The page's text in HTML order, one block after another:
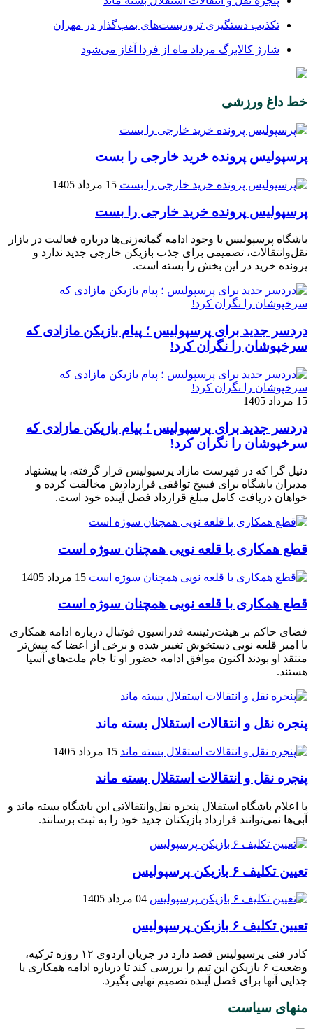
تکذیب دستگیری تروریست‌های بمب‌گذار در مهران
شارژ کالابرگ مرداد ماه از فردا آغاز می‌شود
خط داغ ورزشی
پرسپولیس پرونده خرید خارجی را بست
15 مرداد 1405
پرسپولیس پرونده خرید خارجی را بست
باشگاه پرسپولیس با وجود ادامه گمانه‌زنی‌ها درباره فعالیت در بازار
نقل‌وانتقالات، تصمیمی برای جذب بازیکن خارجی جدید ندارد و
پرونده خرید در این بخش را بسته است.
دردسر جدید برای پرسپولیس ؛ پیام بازیکن مازادی که
سرخپوشان را نگران کرد!
15 مرداد 1405
دردسر جدید برای پرسپولیس ؛ پیام بازیکن مازادی که
سرخپوشان را نگران کرد!
دنیل گرا که در فهرست مازاد پرسپولیس قرار گرفته، با پیشنهاد
مدیران باشگاه برای فسخ توافقی قراردادش مخالفت کرده و
خواهان دریافت کامل مبلغ قرارداد فصل آینده خود است.
قطع همکاری با قلعه نویی همچنان سوژه است
15 مرداد 1405
قطع همکاری با قلعه نویی همچنان سوژه است
فضای حاکم بر هیئت‌رئیسه فدراسیون فوتبال درباره ادامه همکاری
با امیر قلعه‌ نویی دستخوش تغییر شده و برخی از اعضا که پیش‌تر
منتقد او بودند اکنون موافق ادامه حضور او تا جام ملت‌های آسیا
هستند.
پنجره‌ نقل و انتقالات استقلال بسته ماند
15 مرداد 1405
پنجره‌ نقل و انتقالات استقلال بسته ماند
با اعلام باشگاه استقلال پنجره نقل‌وانتقالاتی این باشگاه بسته ماند و
آبی‌ها نمی‌توانند قرارداد بازیکنان جدید خود را به ثبت برسانند.
تعیین تکلیف ۶ بازیکن پرسپولیس
04 مرداد 1405
تعیین تکلیف ۶ بازیکن پرسپولیس
کادر فنی پرسپولیس قصد دارد در جریان اردوی ۱۲ روزه ترکیه،
وضعیت ۶‌ بازیکن این تیم را بررسی کند تا درباره ادامه همکاری یا
جدایی آنها برای فصل آینده تصمیم نهایی بگیرد.
منهای سیاست